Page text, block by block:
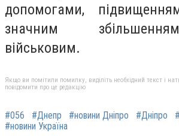
допомогами,
значним
військовим.
Якщо ви помітили помилку, виділіть необхідний текст і
повідомити про це редакцію
#056 #Днепр #новини Дніпро #Дніпро
#новини Україна